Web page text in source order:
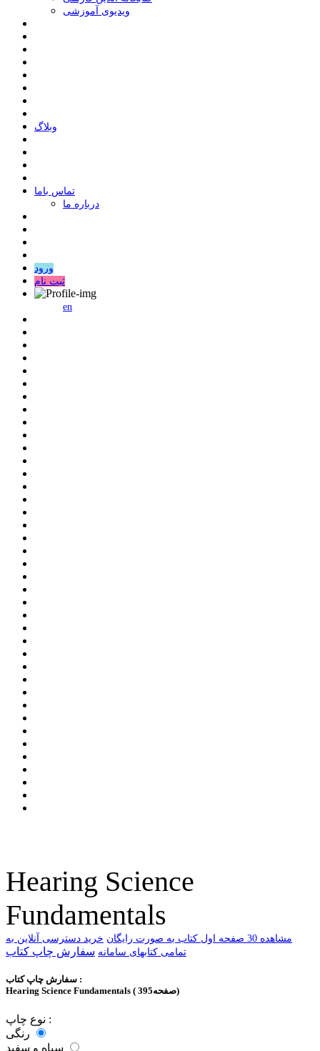
ویدیوی آموزشی
وبلاگ
ﺗﻤﺎﺱ ﺑﺎﻣﺎ
درباره ما
ورود
ثبت نام
en
Hearing Science
Fundamentals
ﻣﺸﺎﻫﺪﻩ 30 ﺻﻔﺤﻪ اﻭﻝ ﮐﺘﺎﺏ ﺑﻪ ﺻﻮﺭﺕ ﺭاﯾﮕﺎﻥ
خرید دسترسی آنلاین به
تمامی کتابهای سامانه سفارش چاپ کتاب
سفارش چاپ کتاب :
Hearing Science Fundamentals ( 395صفحه)
نوع چاپ :
رنگی
سیاه و سفید